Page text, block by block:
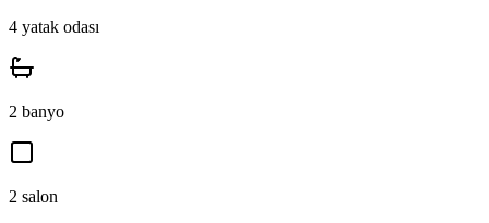
4 yatak odası
2 banyo
2 salon